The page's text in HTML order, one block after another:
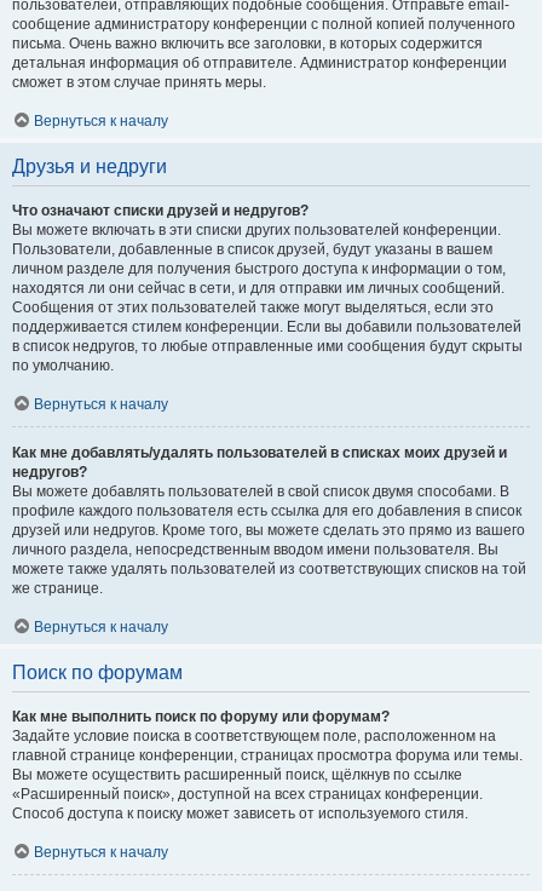
пользователей, отправляющих подобные сообщения. Отправьте email-
сообщение администратору конференции с полной копией полученного
письма. Очень важно включить все заголовки, в которых содержится
детальная информация об отправителе. Администратор конференции
сможет в этом случае принять меры.
Вернуться к началу
Друзья и недруги
Что означают списки друзей и недругов?
Вы можете включать в эти списки других пользователей конференции.
Пользователи, добавленные в список друзей, будут указаны в вашем
личном разделе для получения быстрого доступа к информации о том,
находятся ли они сейчас в сети, и для отправки им личных сообщений.
Сообщения от этих пользователей также могут выделяться, если это
поддерживается стилем конференции. Если вы добавили пользователей
в список недругов, то любые отправленные ими сообщения будут скрыты
по умолчанию.
Вернуться к началу
Как мне добавлять/удалять пользователей в списках моих друзей и
недругов?
Вы можете добавлять пользователей в свой список двумя способами. В
профиле каждого пользователя есть ссылка для его добавления в список
друзей или недругов. Кроме того, вы можете сделать это прямо из вашего
личного раздела, непосредственным вводом имени пользователя. Вы
можете также удалять пользователей из соответствующих списков на той
же странице.
Вернуться к началу
Поиск по форумам
Как мне выполнить поиск по форуму или форумам?
Задайте условие поиска в соответствующем поле, расположенном на
главной странице конференции, страницах просмотра форума или темы.
Вы можете осуществить расширенный поиск, щёлкнув по ссылке
«Расширенный поиск», доступной на всех страницах конференции.
Способ доступа к поиску может зависеть от используемого стиля.
Вернуться к началу